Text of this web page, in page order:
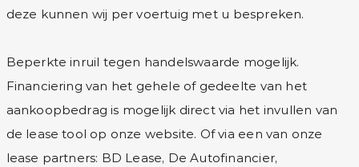
deze kunnen wij per voertuig met u bespreken.
Beperkte inruil tegen handelswaarde mogelijk.
Financiering van het gehele of gedeelte van het
aankoopbedrag is mogelijk direct via het invullen van
de lease tool op onze website. Of via een van onze
lease partners: BD Lease, De Autofinancier,